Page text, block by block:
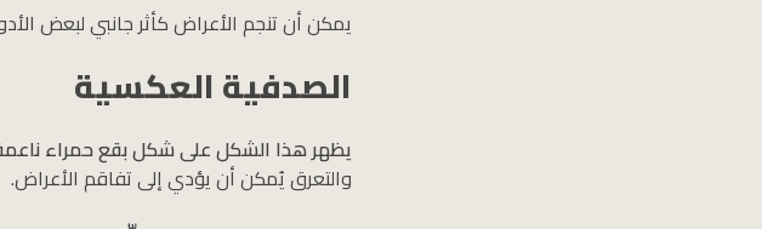
يمكن أن تنجم الأعراض كأثر جانبي لبعض
الصدفية العكسية
يظهر هذا الشكل على شكل بقع حمراء ناعمة
والتعرق يُمكن أن يؤدي إلى تفاقم الأعراض.